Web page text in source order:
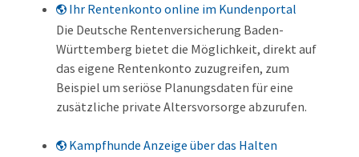
Ihr Rentenkonto online im Kundenportal
Die Deutsche Rentenversicherung Baden-
Württemberg bietet die Möglichkeit, direkt auf
das eigene Rentenkonto zuzugreifen, zum
Beispiel um seriöse Planungsdaten für eine
zusätzliche private Altersvorsorge abzurufen.
Kampfhunde Anzeige über das Halten